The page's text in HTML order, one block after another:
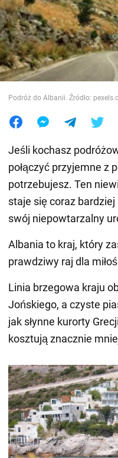
Jedzenie
Podróż do Albanii. Źródło:
Jeśli kochasz
połączyć przyjemne z
potrzebujesz. Ten
staje się coraz
swój niepowtarzalny
Albania to kraj, który
prawdziwy raj dla
Linia brzegowa kraju
Jońskiego, a czyste
jak słynne kurorty
kosztują znacznie